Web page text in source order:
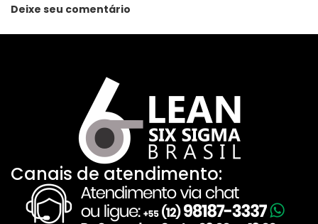
Deixe seu comentário
Canais de atendimento: